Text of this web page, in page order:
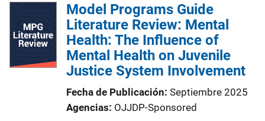
Model Programs Guide
Literature Review: Mental
Health: The Influence of
Mental Health on Juvenile
Justice System Involvement
Fecha de Publicación Septiembre 2025
Agencias OJJDP-Sponsored